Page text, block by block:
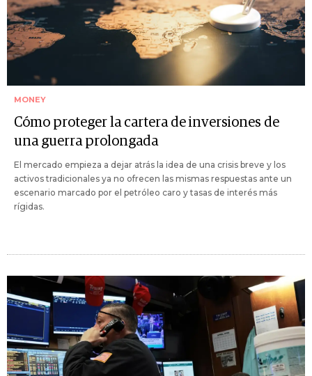
MONEY
Cómo proteger la cartera de inversiones de
una guerra prolongada
El mercado empieza a dejar atrás la idea de una crisis breve y los
activos tradicionales ya no ofrecen las mismas respuestas ante un
escenario marcado por el petróleo caro y tasas de interés más
rígidas.